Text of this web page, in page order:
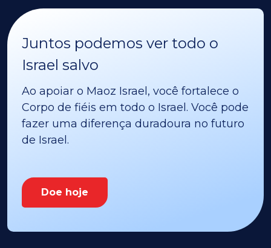
Juntos podemos ver todo o
Israel salvo
Ao apoiar o Maoz Israel, você fortalece o
Corpo de fiéis em todo o Israel. Você pode
fazer uma diferença duradoura no futuro
de Israel.
Doe hoje